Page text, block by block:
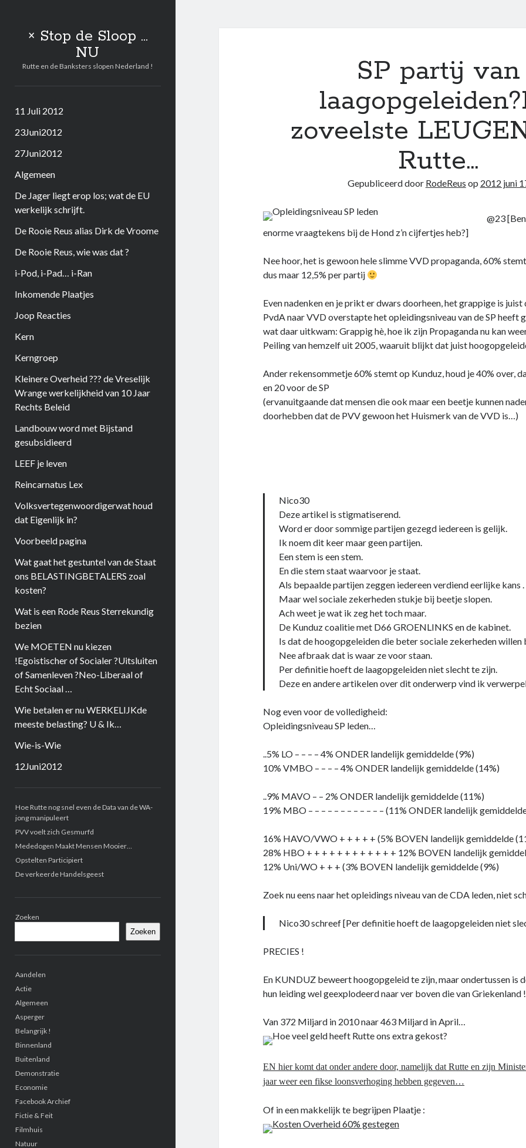
× Stop de Sloop ...
NU
Rutte en de Banksters slopen Nederland !
11 Juli 2012
23Juni2012
27Juni2012
Algemeen
De Jager liegt erop los; wat de EU
werkelijk schrijft.
De Rooie Reus alias Dirk de Vroome
De Rooie Reus, wie was dat ?
i-Pod, i-Pad… i-Ran
Inkomende Plaatjes
Joop Reacties
Kern
Kerngroep
Kleinere Overheid ??? de Vreselijk
Wrange werkelijkheid van 10 Jaar
Rechts Beleid
Landbouw word met Bijstand
gesubsidieerd
LEEF je leven
Reincarnatus Lex
Volksvertegenwoordigerwat houd
dat Eigenlijk in?
Voorbeeld pagina
Wat gaat het gestuntel van de Staat
ons BELASTINGBETALERS zoal
kosten?
Wat is een Rode Reus Sterrekundig
bezien
We MOETEN nu kiezen
!Egoistischer of Socialer ?Uitsluiten
of Samenleven ?Neo-Liberaal of
Echt Sociaal …
Wie betalen er nu WERKELIJKde
meeste belasting? U & Ik…
Wie-is-Wie
12Juni2012
Hoe Rutte nog snel even de Data van de WA-
jong manipuleert
PVV voelt zich Gesmurfd
Mededogen Maakt Mensen Mooier…
Opstelten Participiert
De verkeerde Handelsgeest
Zoeken
Zoeken
Aandelen
Actie
Algemeen
Asperger
Belangrijk !
Binnenland
Buitenland
Demonstratie
Economie
Facebook Archief
Fictie & Feit
Filmhuis
Natuur
SP partij van
zoveelste
Rutte…
Gepubliceerd door RodeReus op 2012 juni
@23
enorme vraagtekens bij de Hond z’n cijfertjes heb?]
Nee hoor, het is gewoon hele slimme VVD propaganda, 60%
dus maar 12,5% per partij
Even nadenken en je prikt er dwars doorheen, het grappige is
PvdA naar VVD overstapte het opleidingsniveau van de SP heeft
wat daar uitkwam: Grappig hè, hoe ik zijn Propaganda nu kan
Peiling van hemzelf uit 2005, waaruit blijkt dat juist
Ander rekensommetje 60% stemt op Kunduz, houd je 40% over,
en 20 voor de SP
(ervanuitgaande dat mensen die ook maar een beetje kunnen
doorhebben dat de PVV gewoon het Huismerk van de VVD is…)
Nico30
Deze artikel is stigmatiserend.
Word er door sommige partijen gezegd iedereen is gelijk.
Ik noem dit keer maar geen partijen.
Een stem is een stem.
En die stem staat waarvoor je staat.
Als bepaalde partijen zeggen iedereen verdiend eerlijke kans .
Maar wel sociale zekerheden stukje bij beetje slopen.
Ach weet je wat ik zeg het toch maar.
De Kunduz coalitie met D66 GROENLINKS en de kabinet.
Is dat de hoogopgeleiden die beter sociale zekerheden willen
Nee afbraak dat is waar ze voor staan.
Per definitie hoeft de laagopgeleiden niet slecht te zijn.
Deze en andere artikelen over dit onderwerp vind ik
Nog even voor de volledigheid:
Opleidingsniveau SP leden…
..5% LO – – – – 4% ONDER landelijk gemiddelde (9%)
10% VMBO – – – – 4% ONDER landelijk gemiddelde (14%)
..9% MAVO – – 2% ONDER landelijk gemiddelde (11%)
19% MBO – – – – – – – – – – – – (11% ONDER landelijk
16% HAVO/VWO + + + + + (5% BOVEN landelijk gemiddelde
28% HBO + + + + + + + + + + + + 12% BOVEN landelijk
12% Uni/WO + + + (3% BOVEN landelijk gemiddelde (9%)
Zoek nu eens naar het opleidings niveau van de CDA leden, niet
Nico30 schreef [Per definitie hoeft de laagopgeleiden niet
PRECIES !
En KUNDUZ beweert hoogopgeleid te zijn, maar ondertussen is
hun leiding wel geexplodeerd naar ver boven die van Griekenland !
Van 372 Miljard in 2010 naar 463 Miljard in April…
EN hier komt dat onder andere door, namelijk dat Rutte en zijn
jaar weer een fikse loonsverhoging hebben gegeven…
Of in een makkelijk te begrijpen Plaatje :